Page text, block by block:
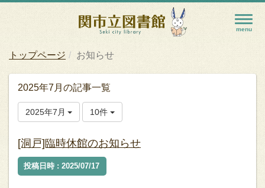
トップページ お知らせ
2025年7月の記事一覧
2025年7月 10件
[洞戸]臨時休館のお知らせ
投稿日時 : 2025/07/17